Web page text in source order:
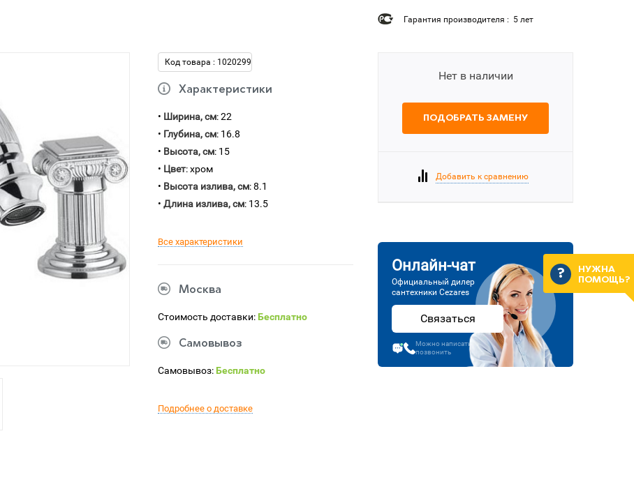
Гарантия производителя : 5 лет
Код товара : 1020299
Характеристики
• Ширина, см: 22
• Глубина, см: 16.8
• Высота, см: 15
• Цвет: хром
• Высота излива, см: 8.1
• Длина излива, см: 13.5
Все характеристики
Москва
Стоимость доставки:Бесплатно
Самовывоз
Самовывоз:Бесплатно
Подробнее о доставке
Нет в наличии
ПОДОБРАТЬ ЗАМЕНУ
Добавить к сравнению
Онлайн-чат
Официальный дилер
сантехники Cezares
Связаться
Можно написать или
позвонить
НУЖНА
ПОМОЩЬ?